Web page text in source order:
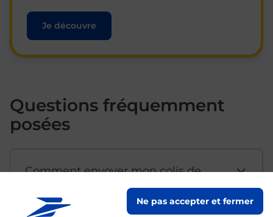
Ne pas accepter et fermer
Je découvre
Questions fréquemment
posées
Comment envoyer mon colis de